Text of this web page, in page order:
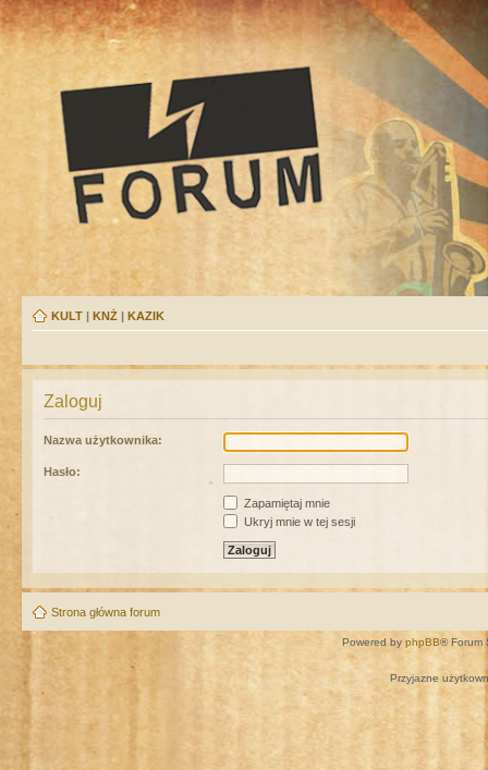
KULT | KNŻ | KAZIK
Zaloguj
Nazwa użytkownika:
Hasło:
Zapamiętaj mnie
Ukryj mnie w tej sesji
Strona główna forum
Powered by phpBB® Forum
Przyjazne